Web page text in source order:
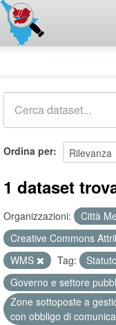
Ordina per
1 dataset
Organizzazioni: Città
Creative Commons
WMS
Tag:
Governo e settore
Zone sottoposte a
con obbligo di